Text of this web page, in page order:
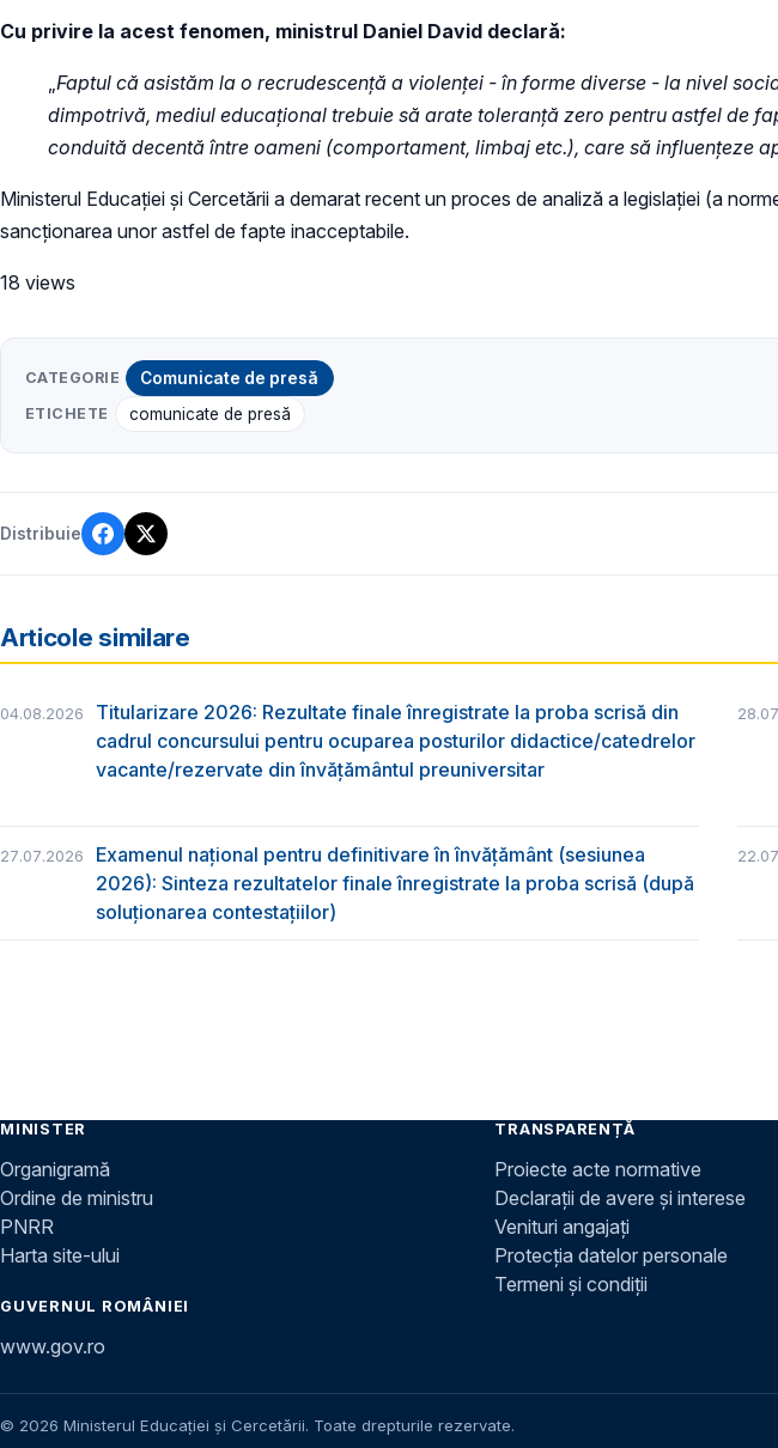
Cu privire la acest fenomen, ministrul Daniel David declară:
„Faptul că asistăm la o recrudescență a violenței - în forme diverse - la nivel
dimpotrivă, mediul educațional trebuie să arate toleranță zero pentru astfel de
conduită decentă între oameni (comportament, limbaj etc.), care să influențeze
Ministerul Educației și Cercetării a demarat recent un proces de analiză a legislației (a
sancționarea unor astfel de fapte inacceptabile.
18 views
CATEGORIE Comunicate de presă
ETICHETE comunicate de presă
Distribuie
Articole similare
04.08.2026
Titularizare 2026: Rezultate finale înregistrate la proba scrisă din
cadrul concursului pentru ocuparea posturilor didactice/catedrelor
vacante/rezervate din învăţământul preuniversitar
27.07.2026
Examenul național pentru definitivare în învățământ (sesiunea
2026): Sinteza rezultatelor finale înregistrate la proba scrisă (după
soluționarea contestațiilor)
MINISTER
Organigramă
Ordine de ministru
PNRR
Harta site-ului
GUVERNUL ROMÂNIEI
www.gov.ro
TRANSPARENȚĂ
Proiecte acte normative
Declarații de avere și interese
Venituri angajați
Protecția datelor personale
Termeni și condiții
© 2026 Ministerul Educației și Cercetării. Toate drepturile rezervate.